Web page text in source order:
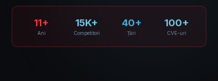
11+
Ani
15K+
Competitori
40+
Țări
100+
CVE-uri